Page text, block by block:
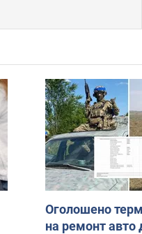
Оголошено
на ремонт авто